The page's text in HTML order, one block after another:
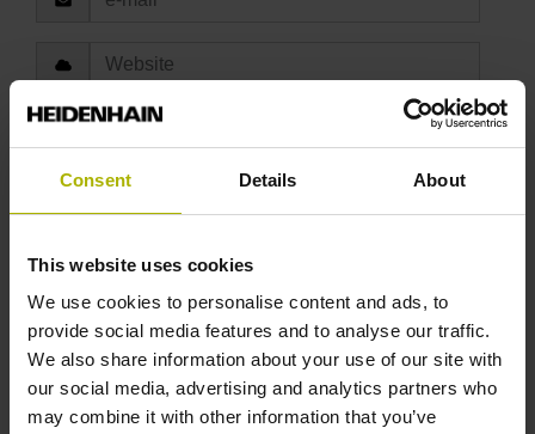
Consent Details About
This website uses cookies
We use cookies to personalise content and ads, to
provide social media features and to analyse our traffic.
We also share information about your use of our site with
our social media, advertising and analytics partners who
may combine it with other information that you’ve
Partecipante
Attenzione!